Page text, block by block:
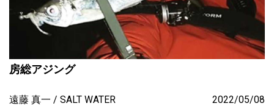
房総アジング
遠藤 真一 SALT WATER 2022/05/08